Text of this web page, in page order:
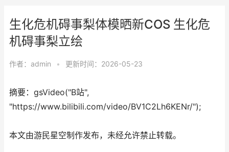
生化危机碍事梨体模晒新COS 生化危
机碍事梨立绘
作者： admin • 更新时间：2026-05-23
摘要：gsVideo("B站",
"https://www.bilibili.com/video/BV1C2Lh6KENr/");
本文由游民星空制作发布，未经允许禁止转载。